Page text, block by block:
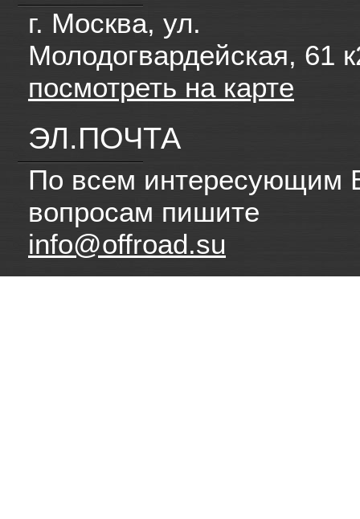
г. Москва, ул.
Молодогвардейская, 61
посмотреть на карте
ЭЛ.ПОЧТА
По всем интересующим
вопросам пишите
info@offroad.su